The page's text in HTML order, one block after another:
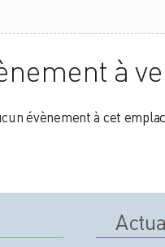
à
évènement à cet